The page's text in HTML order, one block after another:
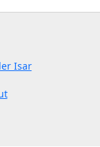
Isar